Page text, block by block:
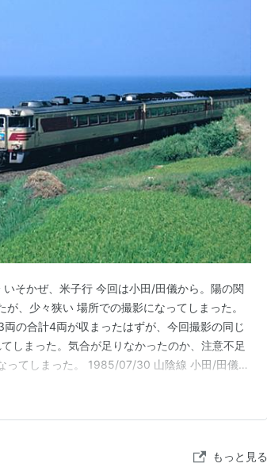
そかぜ、米子行 今回は小田/田儀から。陽の関
、少々狭い 場所での撮影になってしまった。
の合計4両が収まったはずが、今回撮影の同じ
しまった。気合が足りなかったのか、注意不足
ってしまった。 1985/07/30 山陰線 小田/田儀、
も同じく中途半端な撮影になってしまった。 い
もっと見る